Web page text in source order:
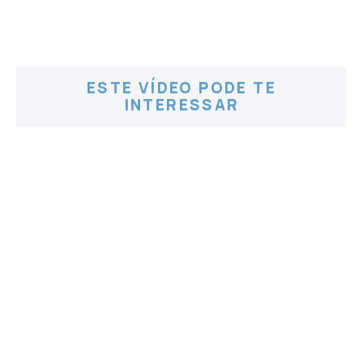
ESTE VÍDEO PODE TE
INTERESSAR